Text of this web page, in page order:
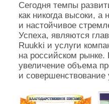
Сегодня темпы
как никогда высоки, а
и настойчивое
Успеха, являются
Ruukki и услуги
на российском рынке.
увеличение объема
и совершенствование